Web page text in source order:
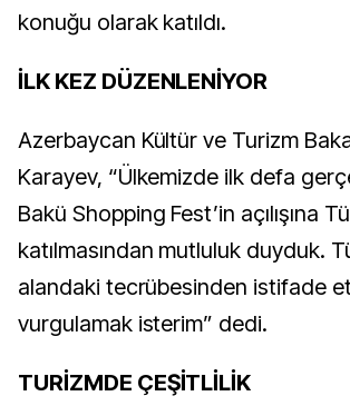
konuğu olarak katıldı.
İLK KEZ DÜZENLENİYOR
Azerbaycan Kültür ve Turizm
Karayev, “Ülkemizde ilk defa
Bakü Shopping Fest’in açılışına
katılmasından mutluluk duyduk.
alandaki tecrübesinden istifade
vurgulamak isterim” dedi.
TURİZMDE ÇEŞİTLİLİK